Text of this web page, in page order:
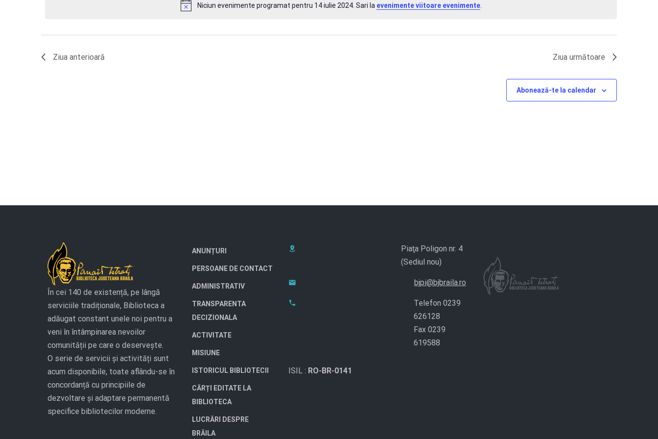
iulie
2024
Notificare
Niciun evenimente programat pentru 14 iulie 2024. Sari la evenimente viitoare evenimente.
Ziua anterioară Ziua următoare
Abonează-te la calendar
În cei 140 de existență, pe lângă
serviciile tradiționale, Biblioteca a
adăugat constant unele noi pentru a
veni în întâmpinarea nevoilor
comunității pe care o deservește.
O serie de servicii și activități sunt
acum disponibile, toate aflându-se în
concordanță cu principiile de
dezvoltare și adaptare permanentă
specifice bibliotecilor moderne.
ANUNȚURI
PERSOANE DE CONTACT
ADMINISTRATIV
TRANSPARENTA
DECIZIONALA
ACTIVITATE
MISIUNE
ISTORICUL BIBLIOTECII
CĂRȚI EDITATE LA
BIBLIOTECA
LUCRĂRI DESPRE
BRĂILA
Piaţa Poligon nr. 4
(Sediul nou)
bjpi@bjbraila.ro
Telefon 0239
626128
Fax 0239
619588
ISIL : RO-BR-0141